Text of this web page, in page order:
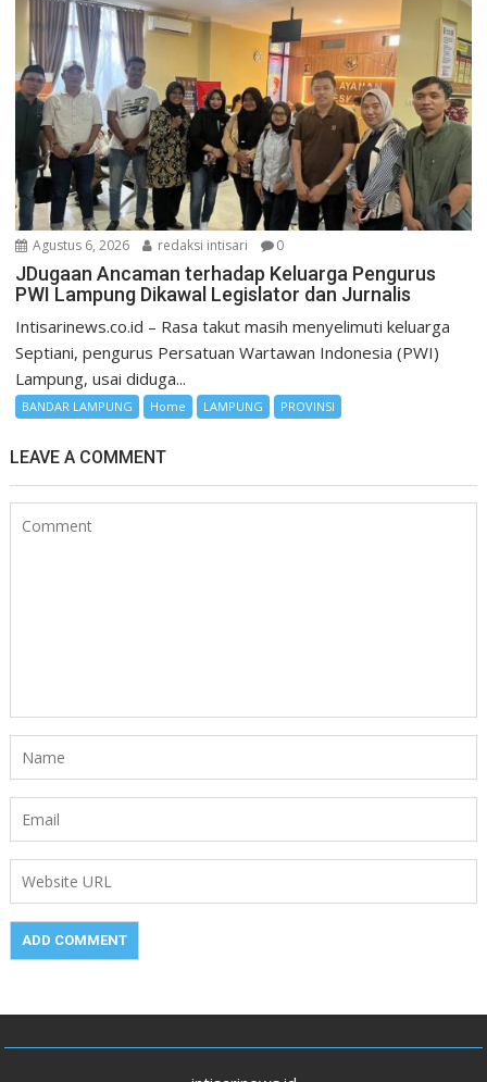
Agustus 6, 2026 redaksi intisari 0
JDugaan Ancaman terhadap Keluarga Pengurus
PWI Lampung Dikawal Legislator dan Jurnalis
Intisarinews.co.id – Rasa takut masih menyelimuti keluarga
Septiani, pengurus Persatuan Wartawan Indonesia (PWI)
Lampung, usai diduga...
BANDAR LAMPUNG Home LAMPUNG PROVINSI
LEAVE A COMMENT